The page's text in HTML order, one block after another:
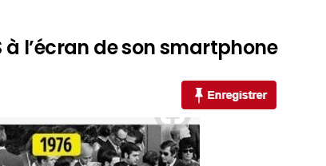
l’écran de son smartphone